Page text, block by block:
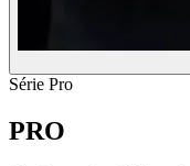
Série Pro
PRO